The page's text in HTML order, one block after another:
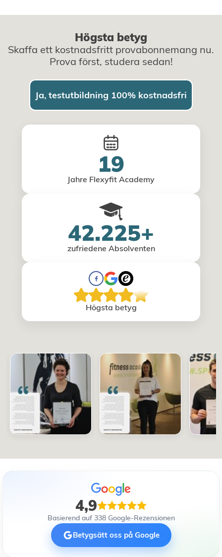
Högsta betyg
Skaffa ett kostnadsfritt provabonnemang nu.
Prova först, studera sedan!
Ja, testutbildning 100% kostnadsfri
19
Jahre Flexyfit Academy
42.225+
zufriedene Absolventen
Högsta betyg
4,9
Basierend auf 338 Google-Rezensionen
Betygsätt oss på Google